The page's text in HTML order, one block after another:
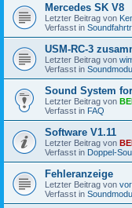
Mercedes SK V8
Letzter Beitrag von
Verfasst in
USM-RC-3
Letzter Beitrag von
Verfasst in
Sound System
Letzter Beitrag von
Verfasst in FAQ
Software V1.11
Letzter Beitrag von
Verfasst in Doppel-
Fehleranzeige
Letzter Beitrag von
Verfasst in